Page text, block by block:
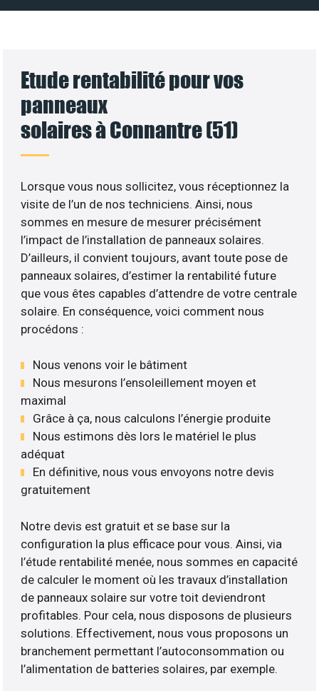
Etude rentabilité pour vos
panneaux
solaires à Connantre (51)
Lorsque vous nous sollicitez, vous réceptionnez la
visite de l’un de nos techniciens. Ainsi, nous
sommes en mesure de mesurer précisément
l’impact de l’installation de panneaux solaires.
D’ailleurs, il convient toujours, avant toute pose de
panneaux solaires, d’estimer la rentabilité future
que vous êtes capables d’attendre de votre centrale
solaire. En conséquence, voici comment nous
procédons :
Nous venons voir le bâtiment
Nous mesurons l’ensoleillement moyen et
maximal
Grâce à ça, nous calculons l’énergie produite
Nous estimons dès lors le matériel le plus
adéquat
En définitive, nous vous envoyons notre devis
gratuitement
Notre devis est gratuit et se base sur la
configuration la plus efficace pour vous. Ainsi, via
l’étude rentabilité menée, nous sommes en capacité
de calculer le moment où les travaux d’installation
de panneaux solaire sur votre toit deviendront
profitables. Pour cela, nous disposons de plusieurs
solutions. Effectivement, nous vous proposons un
branchement permettant l’autoconsommation ou
l’alimentation de batteries solaires, par exemple.